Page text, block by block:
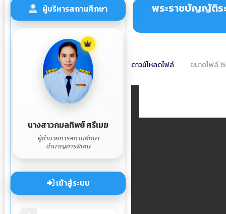
ผู้บริหารสถานศึกษา
นางสาวกมลทิพย์ ศรีเมฆ
ผู้อำนวยการสถานศึกษา
ชำนาญการพิเศษ
เข้าสู่ระบบ
พระราชบัญญัติระ
ดาวน์โหลดไฟล์ ขนาดไฟล์